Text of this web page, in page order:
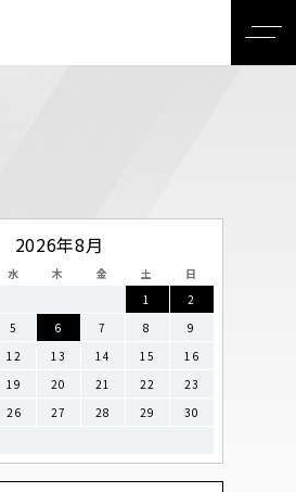
2026年8月
水 木 金 土
日
1
2
5 6 7 8
9
12 13 14 15
16
19 20 21 22
23
26 27 28 29
30